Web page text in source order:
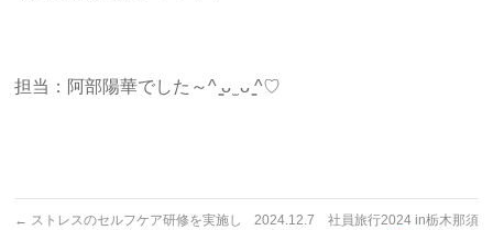
担当：阿部陽華でした～^ ̳ᴗ ̫ ᴗ ̳^♡
← ストレスのセルフケア研修を実施し
2024.12.7 社員旅行2024 in栃木那須